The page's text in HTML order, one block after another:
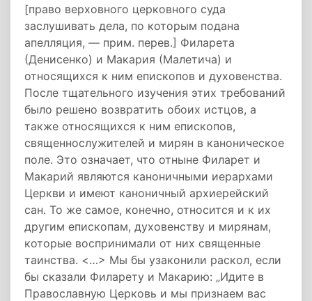
[право верховного церковного суда
заслушивать дела, по которым подана
апелляция, — прим. перев.] Филарета
(Денисенко) и Макария (Малетича) и
относящихся к ним епископов и духовенства.
После тщательного изучения этих требований
было решено возвратить обоих истцов, а
также относящихся к ним епископов,
священнослужителей и мирян в каноническое
поле. Это означает, что отныне Филарет и
Макарий являются каноничными иерархами
Церкви и имеют каноничный архиерейский
сан. То же самое, конечно, относится и к их
другим епископам, духовенству и мирянам,
которые воспринимали от них священные
таинства. <…> Мы бы узаконили раскол, если
бы сказали Филарету и Макарию: „Идите в
Православную Церковь и мы признаем вас